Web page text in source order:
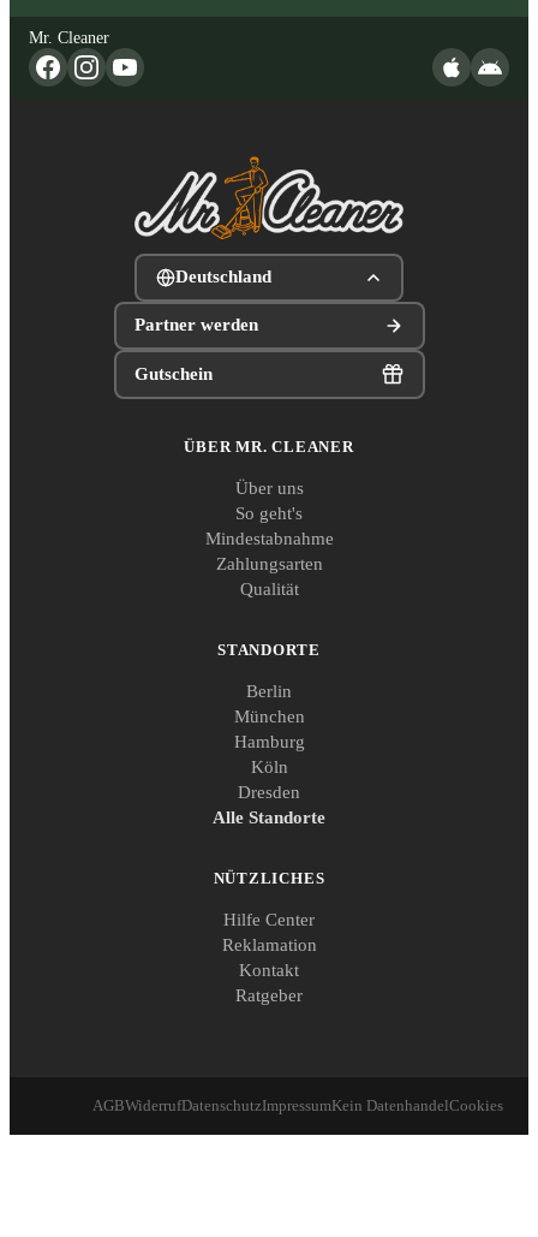
Mr. Cleaner
Deutschland
Partner werden
Gutschein
ÜBER MR. CLEANER
Über uns
So geht's
Mindestabnahme
Zahlungsarten
Qualität
STANDORTE
Berlin
München
Hamburg
Köln
Dresden
Alle Standorte
NÜTZLICHES
Hilfe Center
Reklamation
Kontakt
Ratgeber
AGBWiderrufDatenschutzImpressumKein DatenhandelCookies